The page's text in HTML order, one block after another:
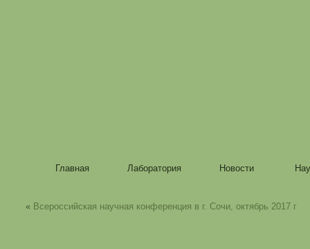
Главная Лаборатория Новости
« Всероссийская научная конференция в г. Сочи, октябрь 2017 г